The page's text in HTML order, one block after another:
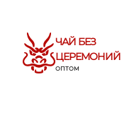
ЧАЙ БЕЗ
ЦЕРЕМОНИЙ
ОПТОМ